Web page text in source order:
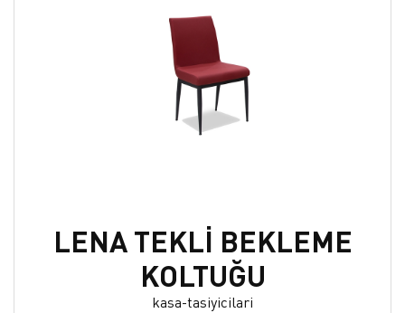
LENA TEKLİ BEKLEME
KOLTUĞU
kasa-tasiyicilari